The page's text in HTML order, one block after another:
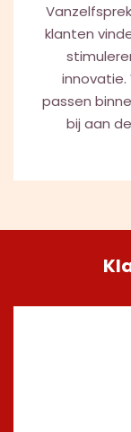
klanten
passen
bij aan